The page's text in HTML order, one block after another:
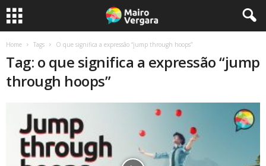
Home Tags O que significa a expressão “jump through hoops”
Tag: o que significa a expressão “jump
through hoops”